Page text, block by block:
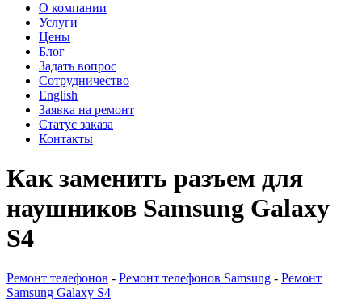
О компании
Услуги
Цены
Блог
Задать вопрос
Сотрудничество
English
Заявка на ремонт
Статус заказа
Контакты
Как заменить разъем для
наушников Samsung Galaxy
S4
Ремонт телефонов - Ремонт телефонов Samsung - Ремонт
Samsung Galaxy S4